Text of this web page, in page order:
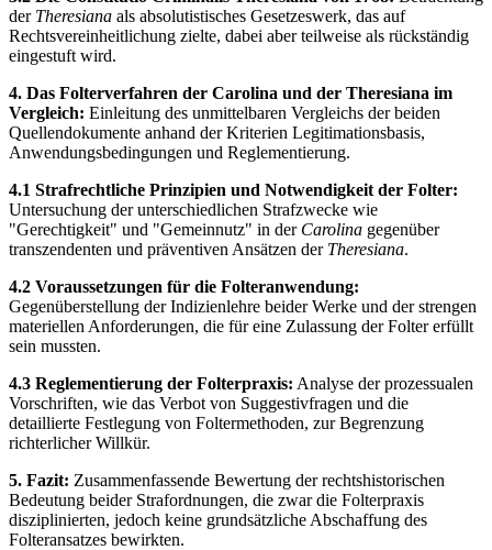
der Theresiana als absolutistisches Gesetzeswerk, das auf
Rechtsvereinheitlichung zielte, dabei aber teilweise als rückständig
eingestuft wird.
4. Das Folterverfahren der Carolina und der Theresiana im
Vergleich: Einleitung des unmittelbaren Vergleichs der beiden
Quellendokumente anhand der Kriterien Legitimationsbasis,
Anwendungsbedingungen und Reglementierung.
4.1 Strafrechtliche Prinzipien und Notwendigkeit der Folter:
Untersuchung der unterschiedlichen Strafzwecke wie
"Gerechtigkeit" und "Gemeinnutz" in der Carolina gegenüber
transzendenten und präventiven Ansätzen der Theresiana.
4.2 Voraussetzungen für die Folteranwendung:
Gegenüberstellung der Indizienlehre beider Werke und der strengen
materiellen Anforderungen, die für eine Zulassung der Folter erfüllt
sein mussten.
4.3 Reglementierung der Folterpraxis: Analyse der prozessualen
Vorschriften, wie das Verbot von Suggestivfragen und die
detaillierte Festlegung von Foltermethoden, zur Begrenzung
richterlicher Willkür.
5. Fazit: Zusammenfassende Bewertung der rechtshistorischen
Bedeutung beider Strafordnungen, die zwar die Folterpraxis
disziplinierten, jedoch keine grundsätzliche Abschaffung des
Folteransatzes bewirkten.